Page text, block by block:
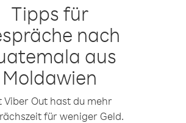
Tipps für
nach
aus
Moldawien
Viber Out hast du mehr
für weniger Geld.